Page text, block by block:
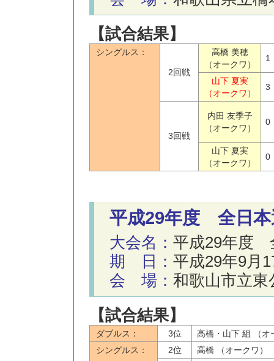
【試合結果】
シングルス：
2回戦
高橋 美穂
（オークワ）
1
山下 夏実
（オークワ）
3
3回戦
内田 友季子
（オークワ）
0
山下 夏実
（オークワ）
0
平成29年度 全日本
大会名： 平成29年度
期 日： 平成29年9月
会 場： 和歌山市立東
【試合結果】
ダブルス： 3位
高橋・山下 組 （オ
シングルス：
2位
高橋 （オークワ）